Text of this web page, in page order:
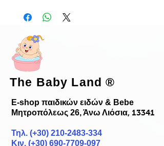
The Baby Land®
E-shop παιδικών ειδών & Bebe
Μητροπόλεως 26, Άνω Λιόσια, 13341
Τηλ. (+30) 210-2483-334
Κιν. (+30) 690-7709-097